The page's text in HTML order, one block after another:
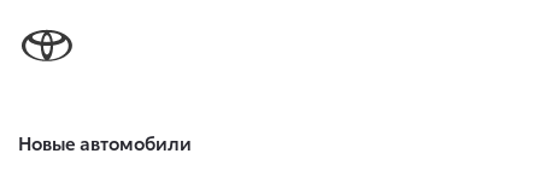
Новые автомобили